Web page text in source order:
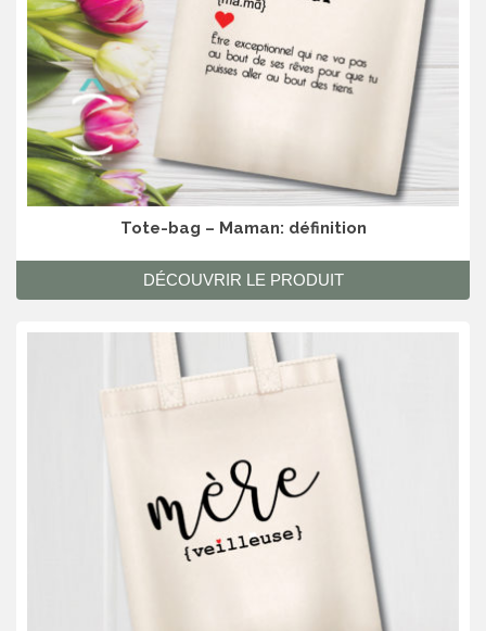
Tote-bag – Maman: définition
DÉCOUVRIR LE PRODUIT